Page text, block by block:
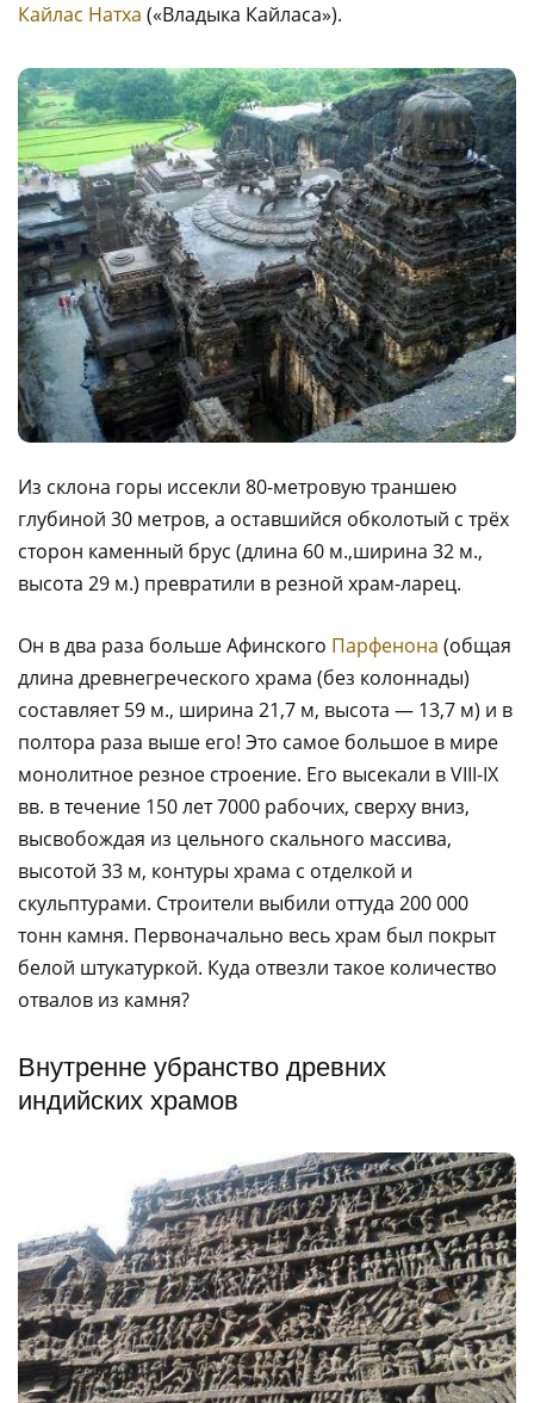
Кайлас Натха («Владыка Кайласа»).
Из склона горы иссекли 80-метровую траншею
глубиной 30 метров, а оставшийся обколотый с трёх
сторон каменный брус (длина 60 м.,ширина 32 м.,
высота 29 м.) превратили в резной храм-ларец.
Он в два раза больше Афинского Парфенона (общая
длина древнегреческого храма (без колоннады)
составляет 59 м., ширина 21,7 м, высота — 13,7 м) и в
полтора раза выше его! Это самое большое в мире
монолитное резное строение. Его высекали в VIII-IX
вв. в течение 150 лет 7000 рабочих, сверху вниз,
высвобождая из цельного скального массива,
высотой 33 м, контуры храма с отделкой и
скульптурами. Строители выбили оттуда 200 000
тонн камня. Первоначально весь храм был покрыт
белой штукатуркой. Куда отвезли такое количество
отвалов из камня?
Внутренне убранство древних
индийских храмов